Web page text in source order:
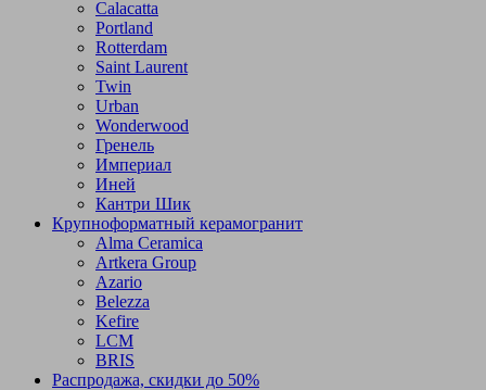
Calacatta
Portland
Rotterdam
Saint Laurent
Twin
Urban
Wonderwood
Гренель
Империал
Иней
Кантри Шик
Крупноформатный керамогранит
Alma Ceramica
Artkera Group
Azario
Belezza
Kefire
LCM
BRIS
Распродажа, скидки до 50%